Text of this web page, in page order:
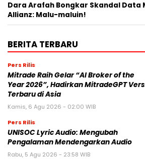
Dara Arafah Bongkar Skandal Data
Allianz: Malu-maluin!
BERITA TERBARU
Pers Rilis
Mitrade Raih Gelar “AI Broker of the
Year 2026”, Hadirkan MitradeGPT
Terbaru di Asia
Kamis, 6 Agu 2026 - 02:00 WIB
Pers Rilis
UNISOC Lyric Audio: Mengubah
Pengalaman Mendengarkan Audio
Rabu, 5 Agu 2026 - 23:58 WIB